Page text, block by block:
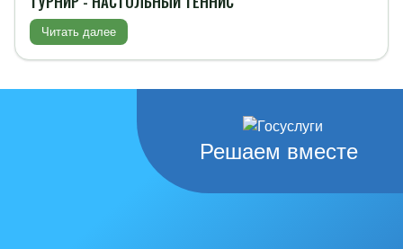
Читать далее
Решаем вместе